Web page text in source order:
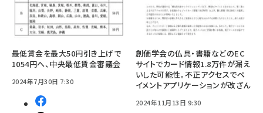
最低賃金を最大50円引き上げで
1054円へ、中央最低賃金審議会
2024年7月30日 7:30
創価学会の仏具・書籍などのEC
サイトでカード情報1.8万件が漏え
いした可能性。不正アクセスでペ
イメントアプリケーションが改ざん
2024年11月13日 9:30